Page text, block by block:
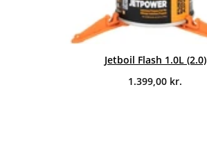
Jetboil Flash 1.0L (2.0)
1.399,00 kr.